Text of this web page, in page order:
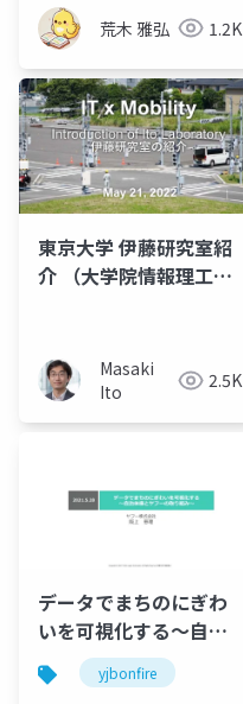
荒木 雅弘 1.2K
東京大学 伊藤研究室紹
介 （大学院情報理工学
説明会）Masaki
Ito
2.5K
データでまちのにぎわ
いを可視化する〜自治
体様とヤフーの取り組
み〜 #yjbonfire
yjbonfire